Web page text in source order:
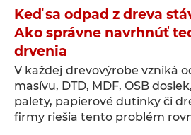
Keď sa odpad z dreva
Ako správne navrhnúť
drvenia
V každej drevovýrobe vzniká
masívu, DTD, MDF, OSB
palety, papierové dutinky či
firmy riešia tento problém